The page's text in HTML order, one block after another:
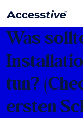
Was
tun?
ersten